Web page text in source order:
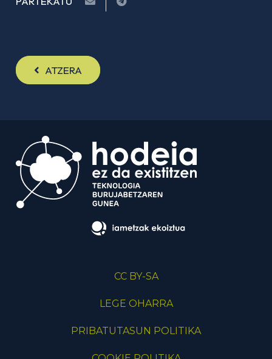
ATZERA
CC BY-SA
LEGE OHARRA
PRIBATUTASUN POLITIKA